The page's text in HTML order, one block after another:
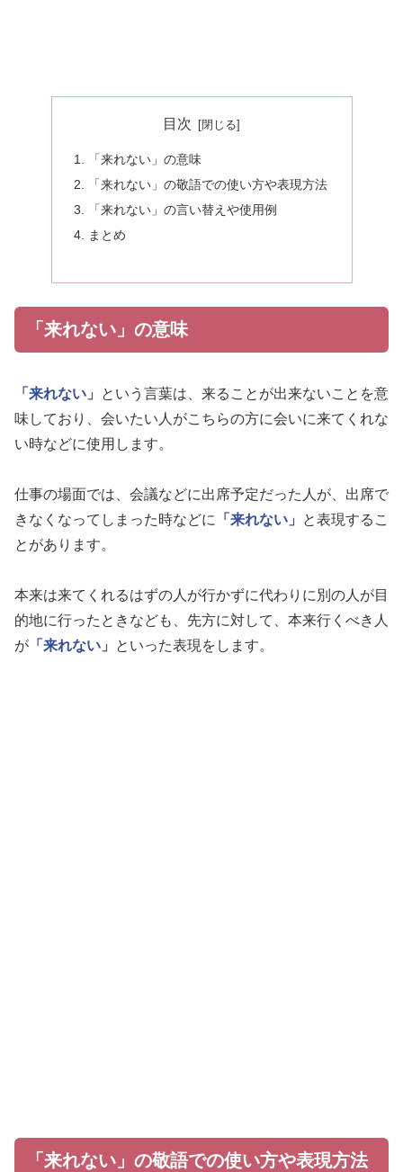
目次
「来れない」の意味
「来れない」の敬語での使い方や表現方法
「来れない」の言い替えや使用例
まとめ
「来れない」の意味
「来れない」
という言葉は、来ることが出来ないことを意
味しており、会いたい人がこちらの方に会いに来てくれな
い時などに使用します。
仕事の場面では、会議などに出席予定だった人が、出席で
きなくなってしまった時などに
「来れない」
と表現するこ
とがあります。
本来は来てくれるはずの人が行かずに代わりに別の人が目
的地に行ったときなども、先方に対して、本来行くべき人
が 「来れない」 といった表現をします。
「来れない」の敬語での使い方や表現方法